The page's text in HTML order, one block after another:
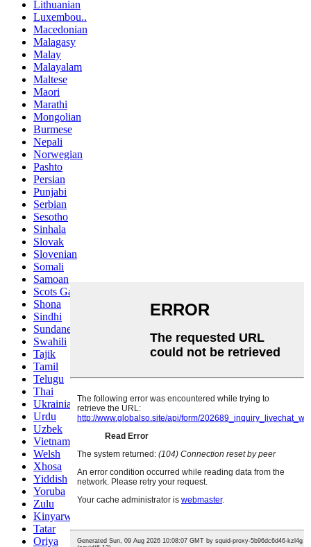
Lithuanian
Luxembou..
Macedonian
Malagasy
Malay
Malayalam
Maltese
Maori
Marathi
Mongolian
Burmese
Nepali
Norwegian
Pashto
Persian
Punjabi
Serbian
Sesotho
Sinhala
Slovak
Slovenian
Somali
Samoan
Scots Gaelic
Shona
Sindhi
Sundanese
Swahili
Tajik
Tamil
Telugu
Thai
Ukrainian
Urdu
Uzbek
Vietnamese
Welsh
Xhosa
Yiddish
Yoruba
Zulu
Kinyarwanda
Tatar
Oriya